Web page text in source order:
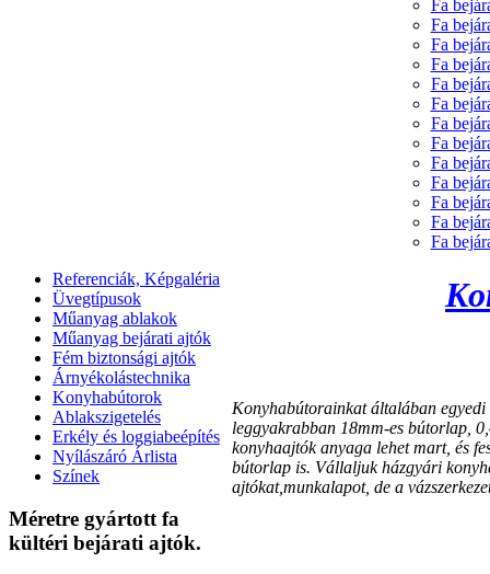
Fa
Fa
Fa
Fa
Fa
Fa
Fa
Fa
Fa
Fa
Fa
Fa
Fa
Referenciák, Képgaléria
Üvegtípusok
Műanyag ablakok
Műanyag bejárati ajtók
Fém biztonsági ajtók
Árnyékolástechnika
Konyhabútorok
Ablakszigetelés
Erkély és loggiabeépítés
Nyílászáró Árlista
Színek
Méretre gyártott fa
kültéri bejárati ajtók.
Konyhabútorainkat általában egyedi
leggyakrabban 18mm-es bútorlap,
konyhaajtók anyaga lehet mart, és
bútorlap is. Vállaljuk házgyári
ajtókat,munkalapot, de a